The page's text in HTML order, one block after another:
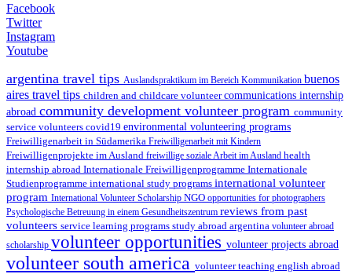
Facebook
Twitter
Instagram
Youtube
argentina travel tips Auslandspraktikum im Bereich Kommunikation buenos
aires travel tips children and childcare volunteercommunications internship
abroad community development volunteer program community
service volunteers covid19 environmental volunteering programs
Freiwilligenarbeit in Südamerika Freiwilligenarbeit mit Kindern
Freiwilligenprojekte im Ausland freiwillige soziale Arbeit im Ausland health
internship abroad Internationale Freiwilligenprogramme Internationale
Studienprogramme international study programs international volunteer
program International Volunteer Scholarship NGO opportunities for photographers
Psychologische Betreuung in einem Gesundheitszentrum reviews from past
volunteers service learning programs study abroad argentina volunteer abroad
scholarship volunteer opportunities volunteer projects abroad
volunteer south america volunteer teaching english abroad